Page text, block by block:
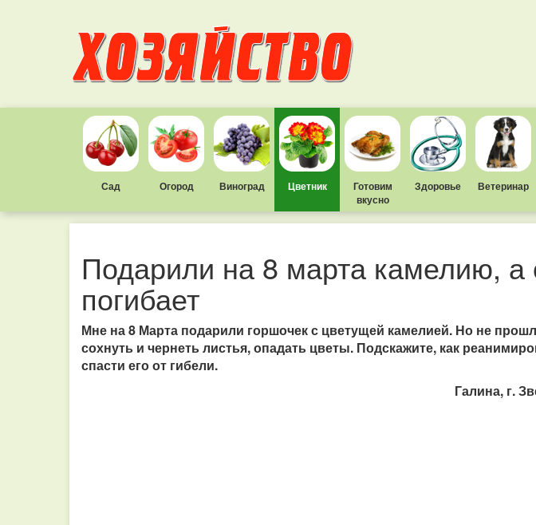
Сад Огород Виноград Цветник
Готовим
вкусно
Здоровье Ветеринар
Подарили на 8 марта камелию, а
погибает
Мне на 8 Марта подарили горшочек с цветущей камелией. Но не
сохнуть и чернеть листья, опадать цветы. Подскажите, как
спасти его от гибели.
Галина, г.